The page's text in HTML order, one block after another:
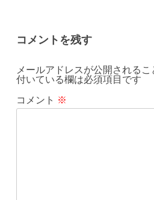
コメントを残す
メールアドレスが公開されるこ
付いている欄は必須項目です
コメント ※